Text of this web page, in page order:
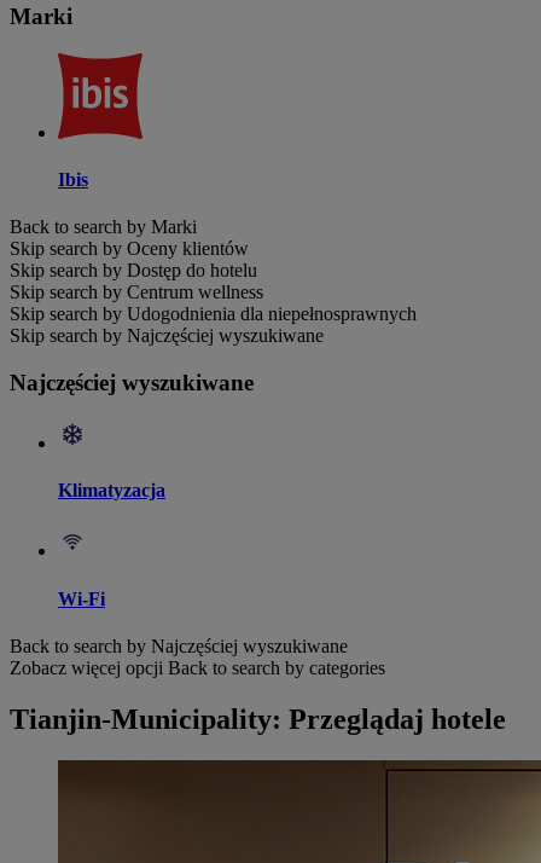
Marki
Ibis
Back to search by Marki
Skip search by Oceny klientów
Skip search by Dostęp do hotelu
Skip search by Centrum wellness
Skip search by Udogodnienia dla niepełnosprawnych
Skip search by Najczęściej wyszukiwane
Najczęściej wyszukiwane
Klimatyzacja
Wi-Fi
Back to search by Najczęściej wyszukiwane
Zobacz więcej opcji Back to search by categories
Tianjin-Municipality: Przeglądaj hotele